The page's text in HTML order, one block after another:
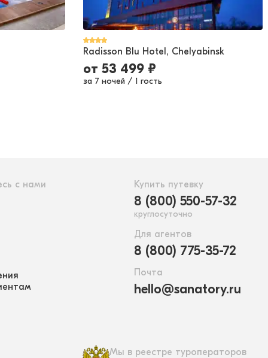
Radisson Blu Hotel, Chelyabinsk
от 53 499 ₽
за 7 ночей / 1 гость
с нами Купить путевку
8 (800) 550-57-32
круглосуточно
Для агентов
8 (800) 775-35-72
Почта
hello@sanatory.ru
Мы в реестре туроператоров